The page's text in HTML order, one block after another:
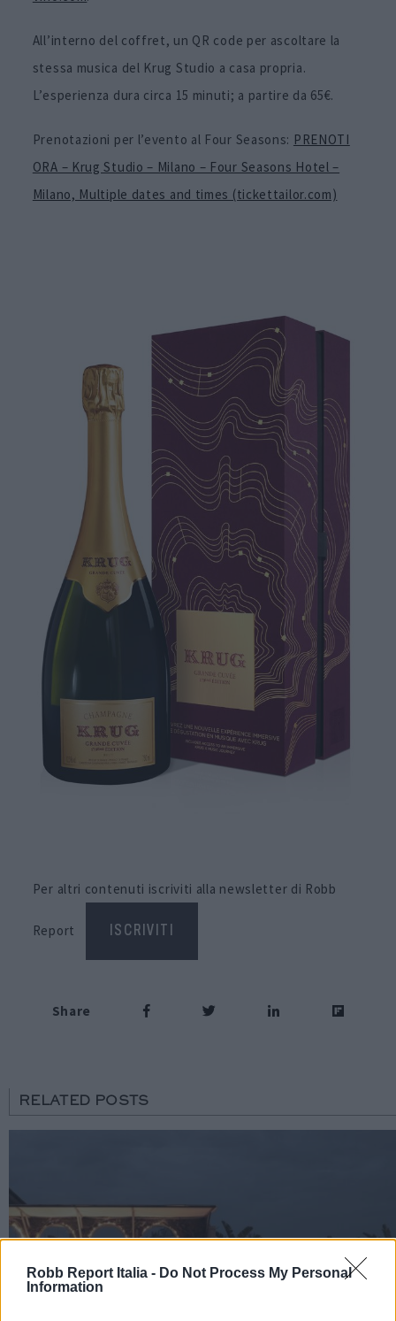
Robb Report Italia - Do Not Process My Personal
Information
All’interno del coffret, un QR code per ascoltare la
stessa musica del Krug Studio a casa propria.
L’esperienza dura circa 15 minuti; a partire da 65€.
Prenotazioni per l’evento al Four Seasons: PRENOTI
ORA – Krug Studio – Milano – Four Seasons Hotel –
Milano, Multiple dates and times (tickettailor.com)
Per altri contenuti iscriviti alla newsletter di Robb
Report ISCRIVITI
Share
RELATED POSTS